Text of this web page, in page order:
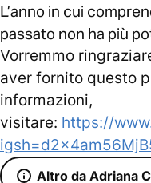
L’anno in cui
passato non ha più
Vorremmo
aver fornito questo
informazioni,
visitare: https://
Altro da Adriana